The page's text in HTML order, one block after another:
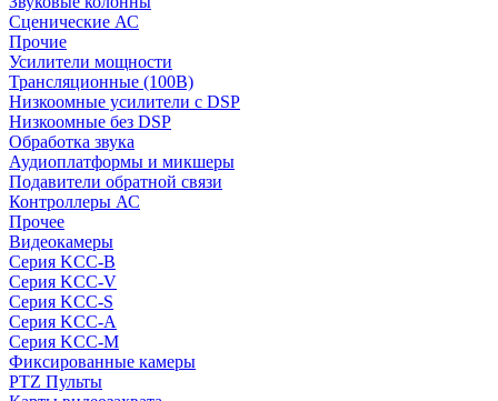
Сценические АС
Прочие
Усилители мощности
Трансляционные (100В)
Низкоомные усилители с DSP
Низкоомные без DSP
Обработка звука
Аудиоплатформы и микшеры
Подавители обратной связи
Контроллеры АС
Прочее
Видеокамеры
Серия KCC-B
Серия KCC-V
Серия KCC-S
Серия KCC-A
Серия KCC-M
Фиксированные камеры
PTZ Пульты